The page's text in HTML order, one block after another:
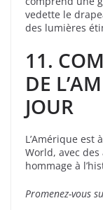
vedette le
des lumières
11.
DE
JOUR
L’Amérique est
World, avec
hommage à
Promenez-vous